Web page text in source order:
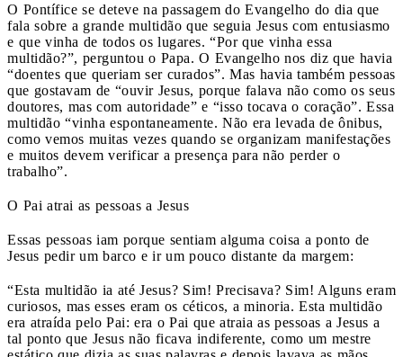
O Pontífice se deteve na passagem do Evangelho do dia que
fala sobre a grande multidão que seguia Jesus com entusiasmo
e que vinha de todos os lugares. “Por que vinha essa
multidão?”, perguntou o Papa. O Evangelho nos diz que havia
“doentes que queriam ser curados”. Mas havia também pessoas
que gostavam de “ouvir Jesus, porque falava não como os seus
doutores, mas com autoridade” e “isso tocava o coração”. Essa
multidão “vinha espontaneamente. Não era levada de ônibus,
como vemos muitas vezes quando se organizam manifestações
e muitos devem verificar a presença para não perder o
trabalho”.
O Pai atrai as pessoas a Jesus
Essas pessoas iam porque sentiam alguma coisa a ponto de
Jesus pedir um barco e ir um pouco distante da margem:
“Esta multidão ia até Jesus? Sim! Precisava? Sim! Alguns eram
curiosos, mas esses eram os céticos, a minoria. Esta multidão
era atraída pelo Pai: era o Pai que atraia as pessoas a Jesus a
tal ponto que Jesus não ficava indiferente, como um mestre